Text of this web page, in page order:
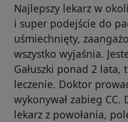
Najlepszy lekarz w
i super podejście do
uśmiechnięty,
wszystko wyjaśnia.
Gałuszki ponad 2 lata,
leczenie. Doktor
wykonywał zabieg CC.
lekarz z powołania,